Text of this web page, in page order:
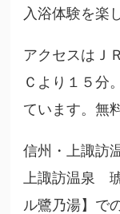
入浴体験を楽
アクセスはＪ
Ｃより１５分
ています。無
信州・上諏訪
上諏訪温泉
ル鷺乃湯】で